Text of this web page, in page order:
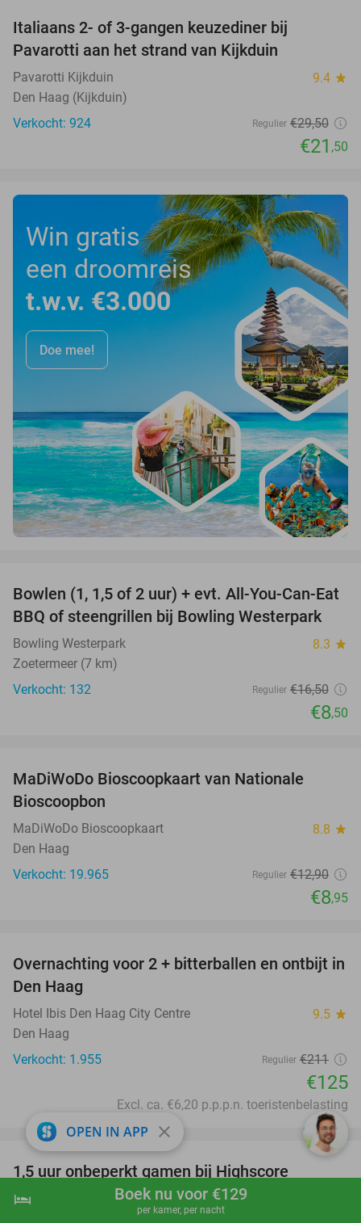
shopping_cart Boek nu
hotel Boek nu voor €129
per kamer, per nacht
Italiaans 2- of 3-gangen keuzediner bij
Pavarotti aan het strand van Kijkduin
Pavarotti Kijkduin 9.4 star
Den Haag (Kijkduin)
Verkocht: 924
Regulier €29,50
€21 ,50
Win gratis
een droomreis
t.w.v. €3.000
Doe mee!
48%
Bowlen (1, 1,5 of 2 uur) + evt. All-You-Can-Eat
BBQ of steengrillen bij Bowling Westerpark
Bowling Westerpark 8.3 star
Zoetermeer (7 km)
Verkocht: 132
Regulier €16,50
€8,50
MaDiWoDo Bioscoopkaart van Nationale
Bioscoopbon
MaDiWoDo Bioscoopkaart 8.8 star
Den Haag
Verkocht: 19.965
Regulier €12,90
€8,95
41%
Overnachting voor 2 + bitterballen en ontbijt in
Den Haag
Hotel Ibis Den Haag City Centre 9.5 star
Den Haag
Verkocht: 1.955
Regulier €211
€125
Excl. ca. €6,20 p.p.p.n. toeristenbelasting
33%
favorite_border
1,5 uur onbeperkt gamen bij Highscore
Kijkduin
OPEN IN APP close